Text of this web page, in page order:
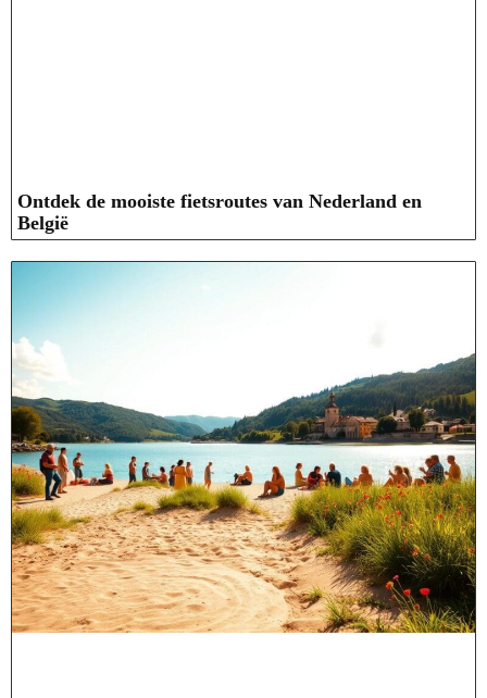
Ontdek de mooiste fietsroutes van Nederland en
België